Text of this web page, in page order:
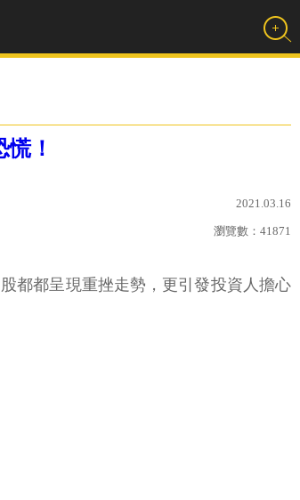
！
2021.03.16
瀏覽數： 41871
都都呈現重挫走勢，更引發投資人擔心